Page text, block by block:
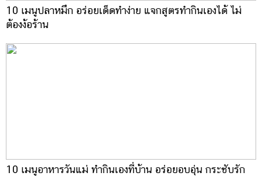
10 เมนูปลาหมึก อร่อยเด็ดทำง่าย แจกสูตรทำกินเองได้ ไม่
ต้องง้อร้าน
10 เมนูอาหารวันแม่ ทำกินเองที่บ้าน อร่อยอบอุ่น กระชับรัก